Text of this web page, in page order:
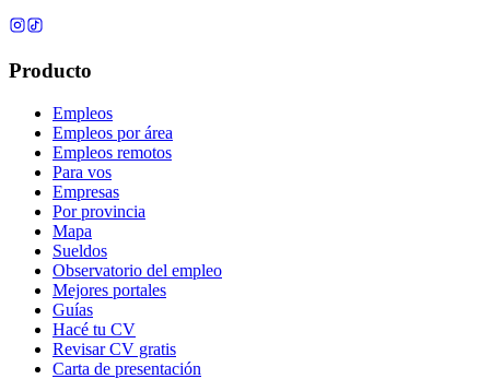
Producto
Empleos
Empleos por área
Empleos remotos
Para vos
Empresas
Por provincia
Mapa
Sueldos
Observatorio del empleo
Mejores portales
Guías
Hacé tu CV
Revisar CV gratis
Carta de presentación